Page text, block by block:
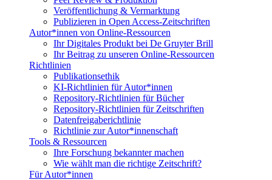
Veröffentlichung & Vermarktung
Publizieren in Open Access-Zeitschriften
Autor*innen von Online-Ressourcen
Ihr Digitales Produkt bei De Gruyter Brill
Ihr Beitrag zu unseren Online-Ressourcen
Richtlinien
Publikationsethik
KI-Richtlinien für Autor*innen
Repository-Richtlinien für Bücher
Repository-Richtlinien für Zeitschriften
Datenfreigaberichtlinie
Richtlinie zur Autor*innenschaft
Tools & Ressourcen
Ihre Forschung bekannter machen
Wie wählt man die richtige Zeitschrift?
Für Autor*innen